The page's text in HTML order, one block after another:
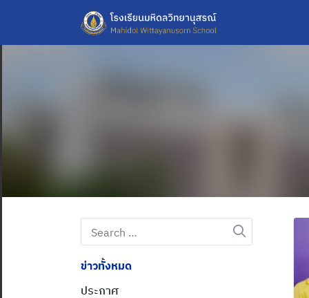
content
Search
for:
ข่าวทั้งหมด
ประกาศ